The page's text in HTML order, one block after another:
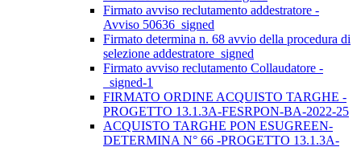
Firmato avviso reclutamento addestratore -
Avviso 50636_signed
Firmato determina n. 68 avvio della procedura di
selezione addestratore_signed
Firmato avviso reclutamento Collaudatore -
_signed-1
FIRMATO ORDINE ACQUISTO TARGHE -
PROGETTO 13.1.3A-FESRPON-BA-2022-25
ACQUISTO TARGHE PON ESUGREEN-
DETERMINA N° 66 -PROGETTO 13.1.3A-